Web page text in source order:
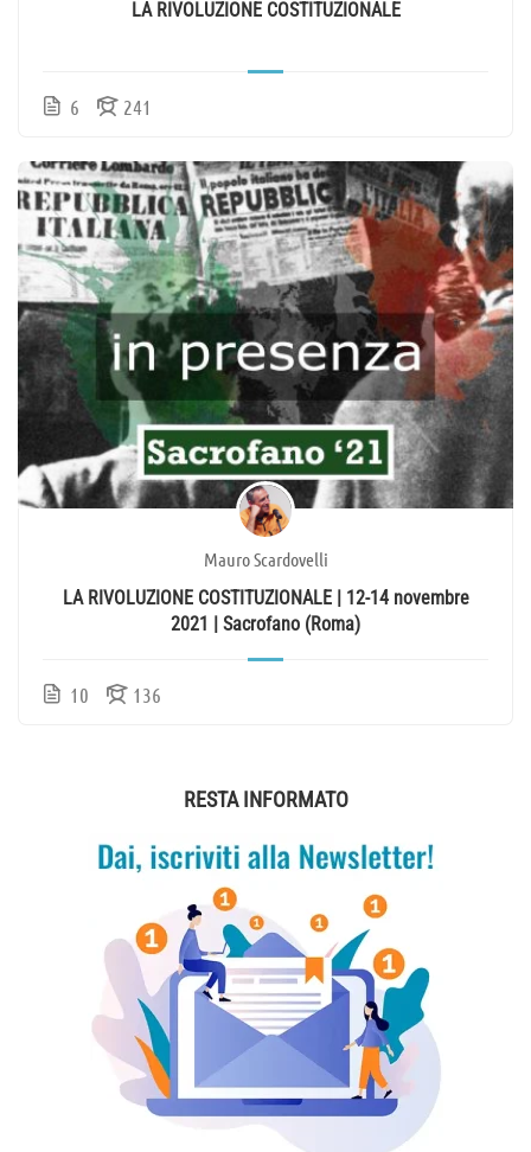
LA RIVOLUZIONE COSTITUZIONALE
6 241
Mauro Scardovelli
LA RIVOLUZIONE COSTITUZIONALE | 12-14 novembre
2021 | Sacrofano (Roma)
10 136
RESTA INFORMATO